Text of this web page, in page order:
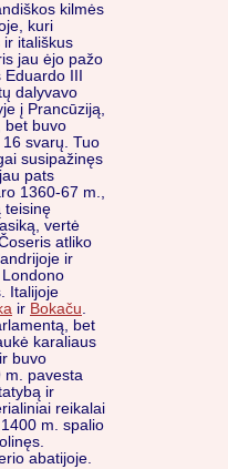
kilmės
kuri
ir itališkus
jau ėjo pažo
III
dalyvavo
į Prancūziją,
bet buvo
svarų. Tuo
susipažinęs
pats
1360-67 m.,
teisinę
vertė
atliko
ir
Londono
Italijoje
ir Bokaču.
bet
karaliaus
buvo
m. pavesta
ir
reikalai
m. spalio
abatijoje.